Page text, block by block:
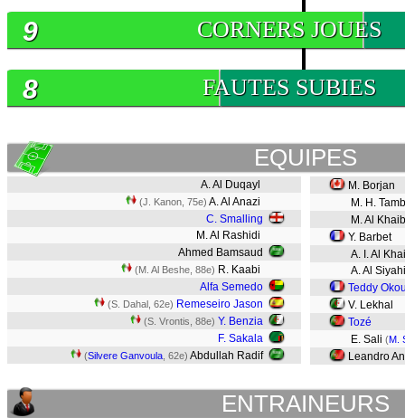
CORNERS JOUES
9
FAUTES SUBIES
8
EQUIPES
A. Al Duqayl
(J. Kanon, 75e) A. Al Anazi
C. Smalling
M. Al Rashidi
Ahmed Bamsaud
(M. Al Beshe, 88e) R. Kaabi
Alfa Semedo
(S. Dahal, 62e) Remeseiro Jason
(S. Vrontis, 88e) Y. Benzia
F. Sakala
(Silvere Ganvoula , 62e) Abdullah Radif
M. Borjan
M. H.
M. Al
Y. Barbet
A. I. Al
A. Al Siyahi
Teddy
V. Lekhal
Tozé
E. Sali (M.
Leandro
ENTRAINEURS